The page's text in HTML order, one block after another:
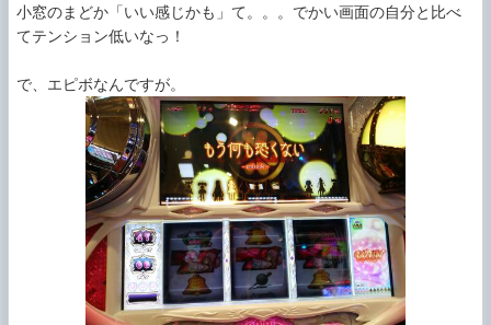
小窓のまどか「いい感じかも」て。。。でかい画面の自分と比べ
てテンション低いなっ！